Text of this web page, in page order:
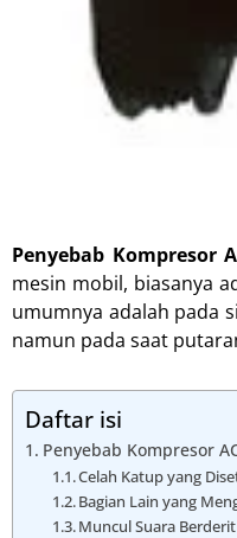
Penyebab Kompresor
mesin mobil, biasanya
umumnya adalah pada
namun pada saat
Daftar isi
Penyebab Kompresor
Celah Katup yang
Bagian Lain yang
Muncul Suara